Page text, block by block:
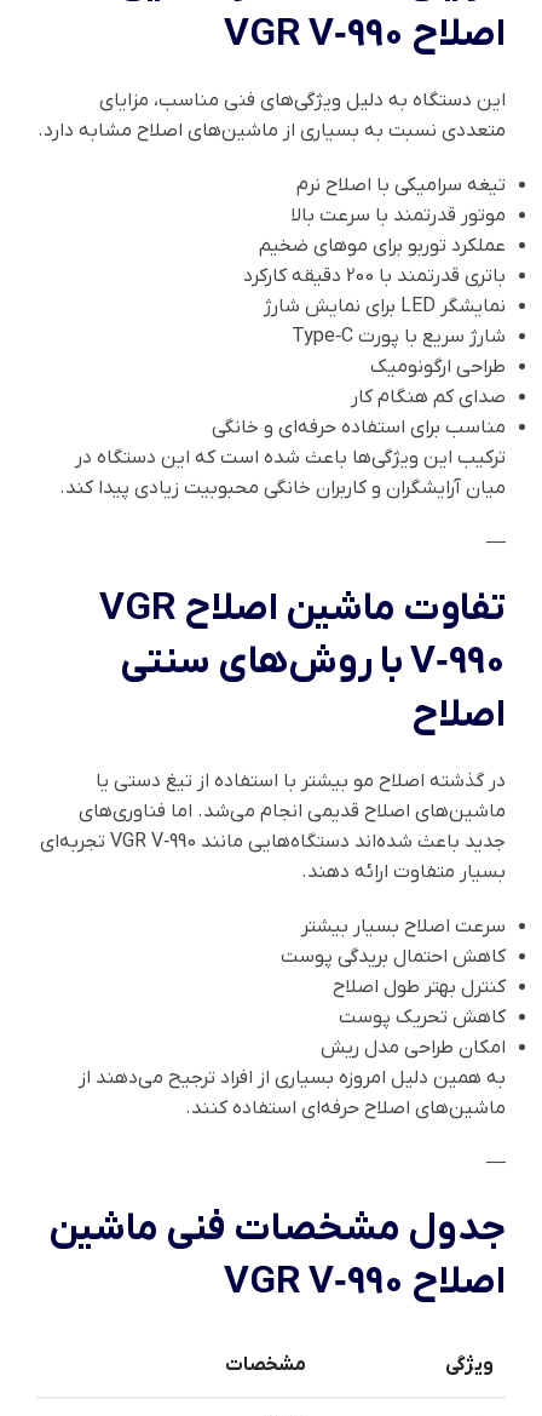
اصلاح VGR V‑990
این دستگاه به دلیل ویژگی‌های فنی مناسب، مزایای
متعددی نسبت به بسیاری از ماشین‌های اصلاح مشابه دارد.
تیغه سرامیکی با اصلاح نرم
موتور قدرتمند با سرعت بالا
عملکرد توربو برای موهای ضخیم
باتری قدرتمند با 200 دقیقه کارکرد
نمایشگر LED برای نمایش شارژ
شارژ سریع با پورت Type‑C
طراحی ارگونومیک
صدای کم هنگام کار
مناسب برای استفاده حرفه‌ای و خانگی
ترکیب این ویژگی‌ها باعث شده است که این دستگاه در
میان آرایشگران و کاربران خانگی محبوبیت زیادی پیدا کند.
—
تفاوت ماشین اصلاح VGR
V‑990 با روش‌های سنتی
اصلاح
در گذشته اصلاح مو بیشتر با استفاده از تیغ دستی یا
ماشین‌های اصلاح قدیمی انجام می‌شد. اما فناوری‌های
جدید باعث شده‌اند دستگاه‌هایی مانند VGR V‑990 تجربه‌ای
بسیار متفاوت ارائه دهند.
سرعت اصلاح بسیار بیشتر
کاهش احتمال بریدگی پوست
کنترل بهتر طول اصلاح
کاهش تحریک پوست
امکان طراحی مدل ریش
به همین دلیل امروزه بسیاری از افراد ترجیح می‌دهند از
ماشین‌های اصلاح حرفه‌ای استفاده کنند.
—
جدول مشخصات فنی ماشین
اصلاح VGR V‑990
ویژگی مشخصات